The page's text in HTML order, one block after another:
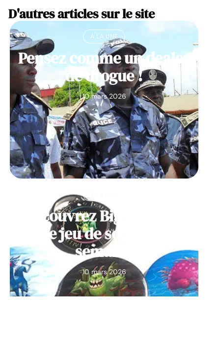
D'autres articles sur le site
À LA UNE
Pensez comme un dealer
de drogue !
10 mars 2026
Découvrez Big Monster,
notre jeu de société de la
semaine
10 mars 2026